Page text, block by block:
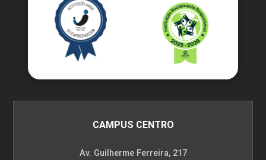
ESTUDOS INTERDISCIPLINARES EM
CAMPUS CENTRO
Av. Guilherme Ferreira, 217